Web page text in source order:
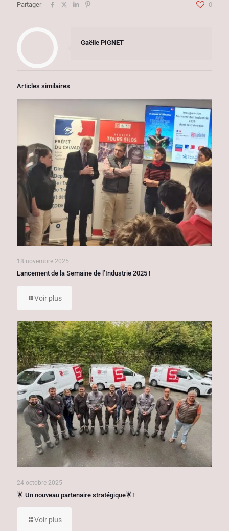
Partager 0
Gaëlle PIGNET
Articles similaires
18 novembre 2025
Lancement de la Semaine de l’Industrie 2025 !
Voir plus
24 octobre 2025
🌟 Un nouveau partenaire stratégique🌟!
Voir plus